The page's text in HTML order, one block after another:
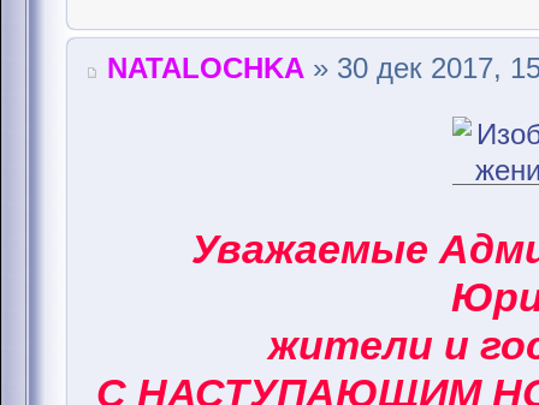
NATALOCHKA » 30 дек 2017,
Уважаемые
жители и
С НАСТУПАЮЩИМ